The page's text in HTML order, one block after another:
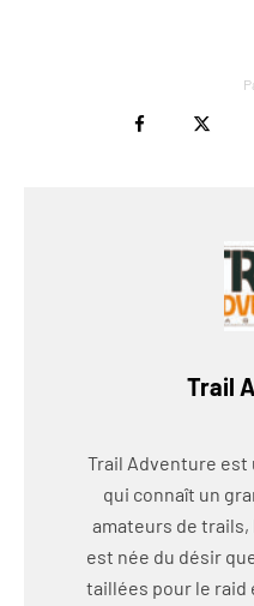
Trail
Trail Adventure
qui connaît un
amateurs de trails,
est née du désir
taillées pour le raid